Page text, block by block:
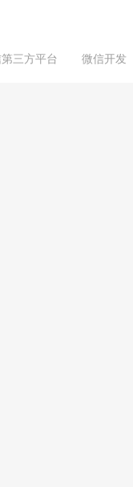
三方平台 微信开发